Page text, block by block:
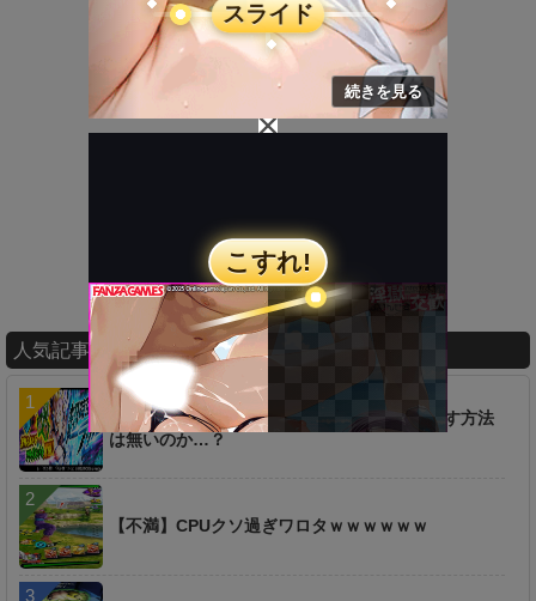
人気記事ランキング
【疑問】超時空ラッシュは一つ前からやり直す方法
は無いのか…？
【不満】CPUクソ過ぎワロタｗｗｗｗｗｗ